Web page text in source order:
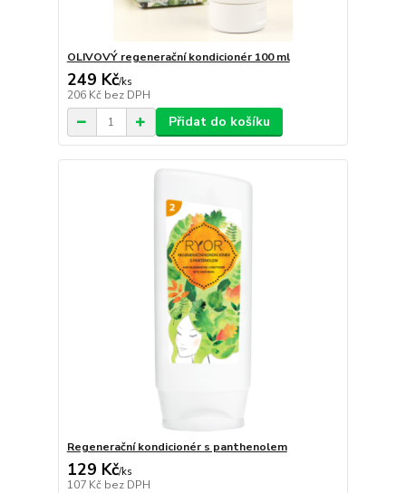
OLIVOVÝ regenerační kondicionér 100 ml
249 Kč/ks
206 Kč bez DPH
Přidat do košíku
Regenerační kondicionér s panthenolem
129 Kč/ks
107 Kč bez DPH